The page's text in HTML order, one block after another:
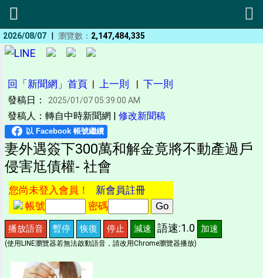
2026/08/07 | 瀏覽數： 2,147,484,335
回「新聞網」首頁 | 上一則 | 下一則
發稿日： 2025/01/07 05:39:00 AM
發稿人：轉自中時新聞網 | 修改新聞稿
妻外遇簽下300萬和解金竟將不動產過戶
侵害尪債權- 社會
您尚未登入會員！ 新會員註冊
帳號
密碼
播放語音 暫停 恢復 停止 減速 語速:1.0 加速
(使用LINE瀏覽器若無法啟動語音，請改用Chrome瀏覽器播放)